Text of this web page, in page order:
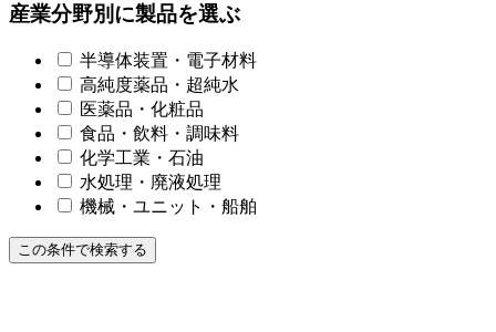
産業分野別に製品を選ぶ
半導体装置・電子材料
高純度薬品・超純水
医薬品・化粧品
食品・飲料・調味料
化学工業・石油
水処理・廃液処理
機械・ユニット・船舶
この条件で検索する